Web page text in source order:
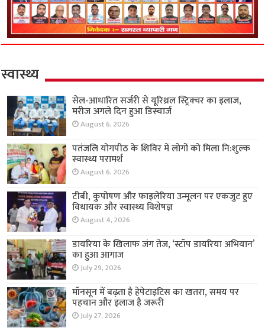
स्वास्थ्य
सेल-आधारित सर्जरी से यूरिथ्रल स्ट्रिक्चर का इलाज,
मरीज अगले दिन हुआ डिस्चार्ज
August 6, 2026
पतंजलि योगपीठ के शिविर में लोगों को मिला नि:शुल्क
स्वास्थ्य परामर्श
August 6, 2026
टीबी, कुपोषण और फाइलेरिया उन्मूलन पर एकजुट हुए
विधायक और स्वास्थ्य विशेषज्ञ
August 4, 2026
डायरिया के खिलाफ जंग तेज, ‘स्टॉप डायरिया अभियान’
का हुआ आगाज
July 29, 2026
मॉनसून में बढ़ता है हेपेटाइटिस का खतरा, समय पर
पहचान और इलाज है जरूरी
July 27, 2026